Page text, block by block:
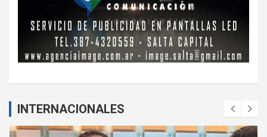
INTERNACIONALES